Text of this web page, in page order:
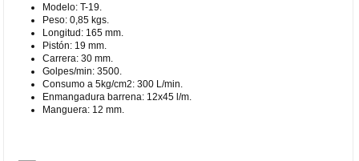
Modelo: T-19.
Peso: 0,85 kgs.
Longitud: 165 mm.
Pistón: 19 mm.
Carrera: 30 mm.
Golpes/min: 3500.
Consumo a 5kg/cm2: 300 L/min.
Enmangadura barrena: 12x45 l/m.
Manguera: 12 mm.